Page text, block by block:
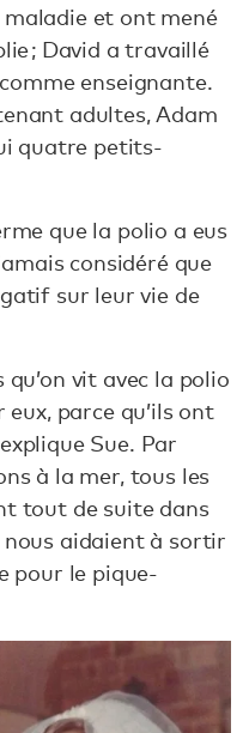
et ont mené
; David a travaillé
enseignante.
adultes, Adam
quatre petits-
que la polio a eus
considéré que
sur leur vie de
vit avec la polio
parce qu’ils ont
Sue. Par
à la mer, tous les
tout de suite dans
nous aidaient à sortir
pour le pique-